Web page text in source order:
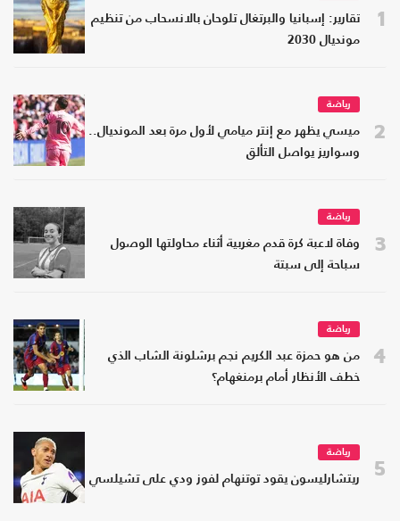
1
تقارير: إسبانيا والبرتغال تلوحان بالانسحاب من تنظيم
مونديال 2030
2
رياضة
ميسي يظهر مع إنتر ميامي لأول مرة بعد المونديال..
وسواريز يواصل التألق
3
رياضة
وفاة لاعبة كرة قدم مغربية أثناء محاولتها الوصول
سباحة إلى سبتة
4
رياضة
من هو حمزة عبد الكريم نجم برشلونة الشاب الذي
خطف الأنظار أمام برمنغهام؟
5
رياضة
ريتشارليسون يقود توتنهام لفوز ودي على تشيلسي